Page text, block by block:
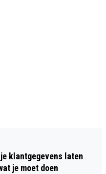
klantgegevens laten
je moet doen